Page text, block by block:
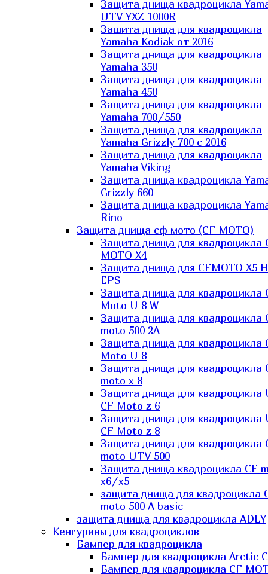
Защита днища квадроцикла
UTV YXZ 1000R
Зашита днища для квадроцикла
Yamaha Kodiak от 2016
Защита днища для квадроцикла
Yamaha 350
Защита днища для квадроцикла
Yamaha 450
Защита днища для квадроцикла
Yamaha 700/550
Защита днища для квадроцикла
Yamaha Grizzly 700 с 2016
Защита днища для квадроцикла
Yamaha Viking
Защита днища квадроцикла
Grizzly 660
Защита днища квадроцикла
Rino
Защита днища сф мото (CF MOTO)
Защита днища для квадроцикла
MOTO X4
Защита днища для CFMOTO X5
EPS
Защита днища для квадроцикла
Moto U 8 W
Защита днища для квадроцикла
moto 500 2A
Защита днища для квадроцикла
Moto U 8
Защита днища для квадроцикла
moto x 8
Защита днища для квадроцикла
CF Moto z 6
Защита днища для квадроцикла
CF Moto z 8
Защита днища для квадроцикла
moto UTV 500
Защита днища квадроцикла СF
x6/x5
защита днища для квадроцикла
moto 500 A basic
защита днища для квадроцикла ADLY
Кенгурины для квадроциклов
Бампер для квадроцикла
Бампер для квадроцикла Arctic
Бампер для квадроцикла CF